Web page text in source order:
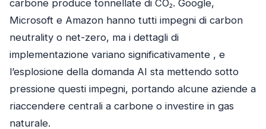
carbone produce tonnellate di CO₂. Google,
Microsoft e Amazon hanno tutti impegni di carbon
neutrality o net-zero, ma i dettagli di
implementazione variano significativamente , e
l’esplosione della domanda AI sta mettendo sotto
pressione questi impegni, portando alcune aziende a
riaccendere centrali a carbone o investire in gas
naturale.